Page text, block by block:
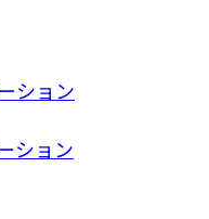
ション
ション